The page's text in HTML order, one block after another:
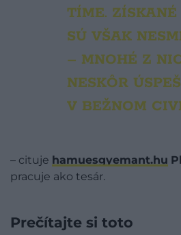
TÍME. ZÍSKANÉ
SÚ VŠAK
– MNOHÉ Z
NESKÔR
V BEŽNOM
– cituje hamuesgyemant.hu
pracuje ako tesár.
Prečítajte si toto